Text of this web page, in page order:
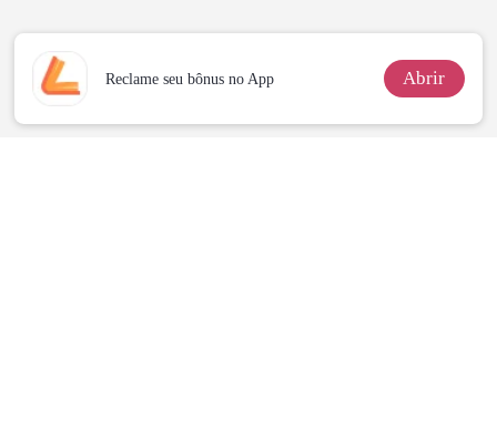
Reclame seu bônus no App Abrir